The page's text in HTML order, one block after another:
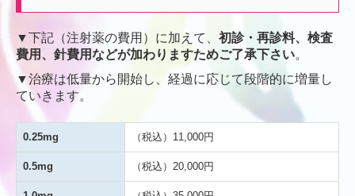
▼下記（注射薬の費用）に加えて、 初診・再診料、検査
費用、針費用などが加わりますためご了承下さい。
▼治療は低量から開始し、経過に応じて段階的に増量し
ていきます。
0.25mg （税込）11,000円
0.5mg （税込）20,000円